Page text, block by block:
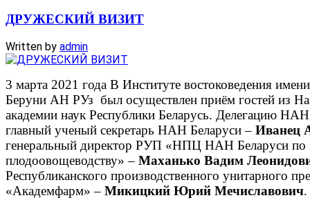
ДРУЖЕСКИЙ ВИЗИТ
Written by admin
3 марта 2021 года В Институте востоковедения
Беруни АН РУз был осуществлен приём гостей из
академии наук Республики Беларусь. Делегацию
главный ученый секретарь НАН Беларуси – Иванец
генеральный директор РУП «НПЦ НАН Беларуси по
плодоовощеводству» – Маханько Вадим
Республиканского производственного унитарного
«Академфарм» – Микицкий Юрий Мечиславович.